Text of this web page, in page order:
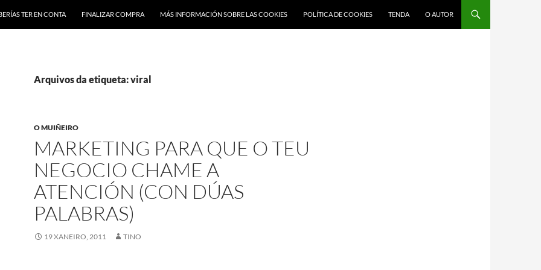
TER EN CONTA FINALIZAR COMPRA MÁS INFORMACIÓN SOBRE LAS COOKIES POLÍTICA DE COOKIES TENDA O AUTOR
Arquivos da etiqueta: viral
O MUIÑEIRO
MARKETING PARA QUE O TEU
NEGOCIO CHAME A
ATENCIÓN (CON DÚAS
PALABRAS)
19 XANEIRO, 2011 TINO